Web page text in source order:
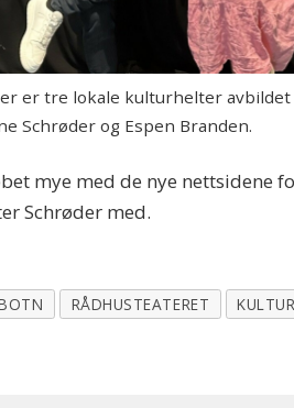
er tre lokale kulturhelter
Schrøder og Espen Branden.
mye med de nye nettsidene
Schrøder med.
RÅDHUSTEATERET